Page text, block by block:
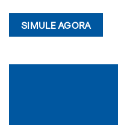
SIMULE AGORA